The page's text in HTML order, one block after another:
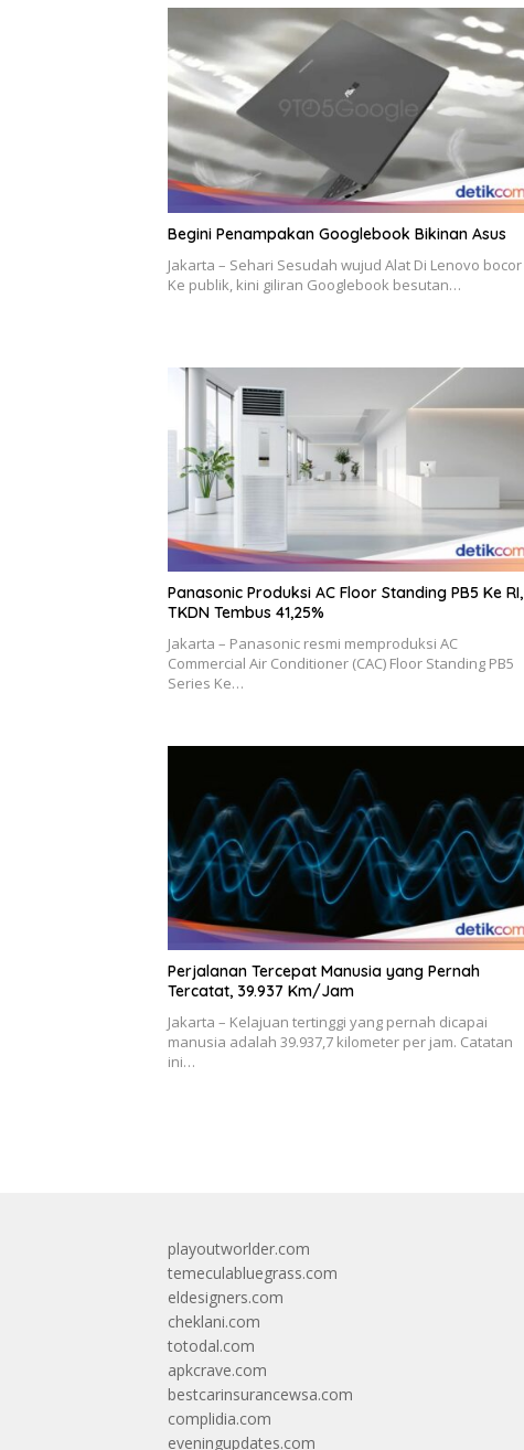
Begini Penampakan Googlebook Bikinan Asus
Jakarta – Sehari Sesudah wujud Alat Di Lenovo bocor
Ke publik, kini giliran Googlebook besutan…
Panasonic Produksi AC Floor Standing PB5 Ke RI,
TKDN Tembus 41,25%
Jakarta – Panasonic resmi memproduksi AC
Commercial Air Conditioner (CAC) Floor Standing PB5
Series Ke…
Perjalanan Tercepat Manusia yang Pernah
Tercatat, 39.937 Km/Jam
Jakarta – Kelajuan tertinggi yang pernah dicapai
manusia adalah 39.937,7 kilometer per jam. Catatan
ini…
playoutworlder.com
temeculabluegrass.com
eldesigners.com
cheklani.com
totodal.com
apkcrave.com
bestcarinsurancewsa.com
complidia.com
eveningupdates.com